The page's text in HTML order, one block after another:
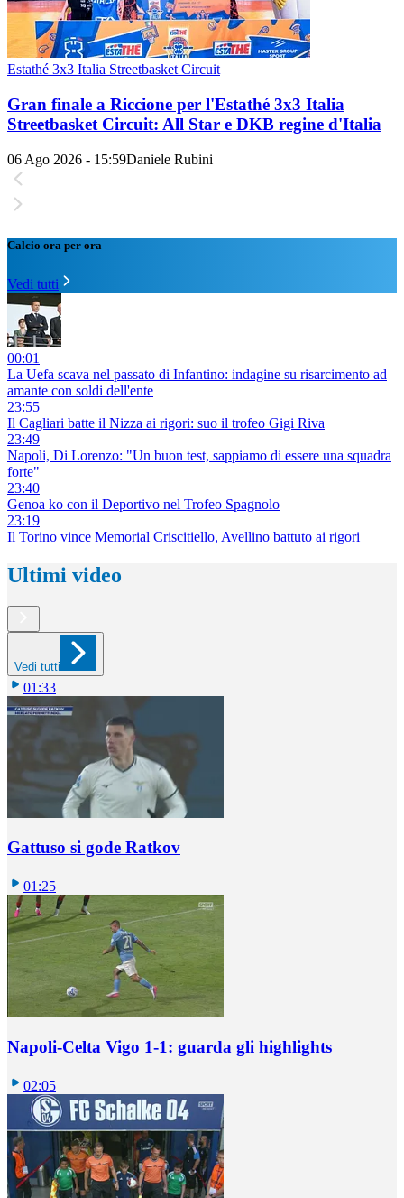
Estathé 3x3 Italia Streetbasket Circuit
Gran finale a Riccione per l'Estathé 3x3 Italia
Streetbasket Circuit: All Star e DKB regine d'Italia
06 Ago 2026 - 15:59Daniele Rubini
Calcio ora per ora
Vedi tutti
00:01
La Uefa scava nel passato di Infantino: indagine su risarcimento ad
amante con soldi dell'ente
23:55
Il Cagliari batte il Nizza ai rigori: suo il trofeo Gigi Riva
23:49
Napoli, Di Lorenzo: "Un buon test, sappiamo di essere una squadra
forte"
23:40
Genoa ko con il Deportivo nel Trofeo Spagnolo
23:19
Il Torino vince Memorial Criscitiello, Avellino battuto ai rigori
Ultimi video
Vedi tutti
01:33
Gattuso si gode Ratkov
01:25
Napoli-Celta Vigo 1-1: guarda gli highlights
02:05